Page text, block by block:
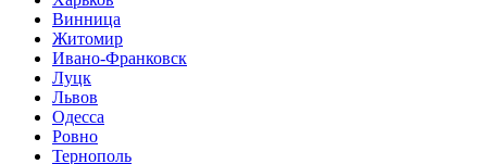
Винница
Житомир
Ивано-Франковск
Луцк
Львов
Одесса
Ровно
Тернополь